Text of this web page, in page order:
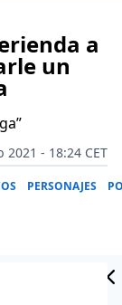
a
un
2021 - 18:24 CET
PERSONAJES